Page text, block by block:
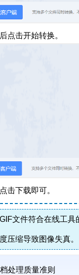
点击开始转换。
击下载即可。
文件符合在线工
压缩导致图像失真。
处理质量准则